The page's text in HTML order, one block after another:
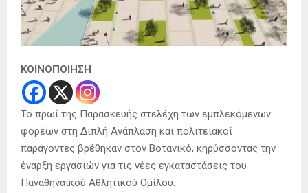
ΚΟΙΝΟΠΟΙΗΣΗ
To πρωί της Παρασκευής στελέχη των εμπλεκόμενων
φορέων στη Διπλή Ανάπλαση και πολιτειακοί
παράγοντες βρέθηκαν στον Βοτανικό, κηρύσσοντας την
έναρξη εργασιών για τις νέες εγκαταστάσεις του
Παναθηναϊκού Αθλητικού Ομίλου.